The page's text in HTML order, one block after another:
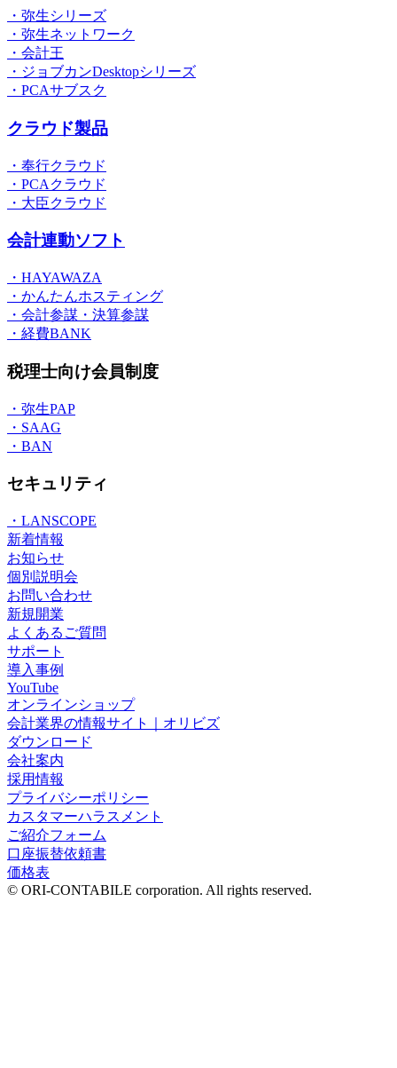
・弥生シリーズ
・弥生ネットワーク
・会計王
・ジョブカンDesktopシリーズ
・PCAサブスク
クラウド製品
・奉行クラウド
・PCAクラウド
・大臣クラウド
会計連動ソフト
・HAYAWAZA
・かんたんホスティング
・会計参謀・決算参謀
・経費BANK
税理士向け会員制度
・弥生PAP
・SAAG
・BAN
セキュリティ
・LANSCOPE
新着情報
お知らせ
個別説明会
お問い合わせ
新規開業
よくあるご質問
サポート
導入事例
YouTube
オンラインショップ
会計業界の情報サイト｜オリビズ
ダウンロード
会社案内
採用情報
プライバシーポリシー
カスタマーハラスメント
ご紹介フォーム
口座振替依頼書
価格表
© ORI-CONTABILE corporation. All rights reserved.